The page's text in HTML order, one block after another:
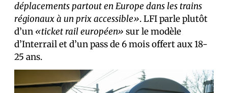
déplacements partout en Europe dans les trains
régionaux à un prix accessible». LFI parle plutôt
d’un «ticket rail européen» sur le modèle
d’Interrail et d’un pass de 6 mois offert aux 18-
25 ans.